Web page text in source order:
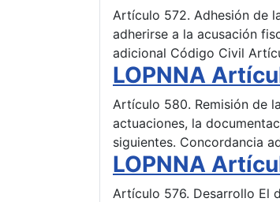
Artículo 572. Adhesión de
adherirse a la acusación
adicional Código Civil
LOPNNA
Artículo 580. Remisión de
actuaciones, la
siguientes. Concordancia
LOPNNA
Artículo 576. Desarrollo El